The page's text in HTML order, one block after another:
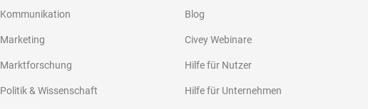
Kommunikation
Marketing
Marktforschung
Politik & Wissenschaft
Blog
Civey Webinare
Hilfe für Nutzer
Hilfe für Unternehmen